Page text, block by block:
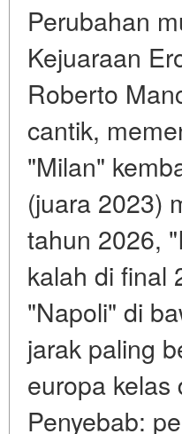
Perubahan
Kejuaraan
Roberto
cantik,
"Milan"
(juara 2023)
tahun 2026,
kalah di final
"Napoli" di
jarak paling
europa
Penyebab: